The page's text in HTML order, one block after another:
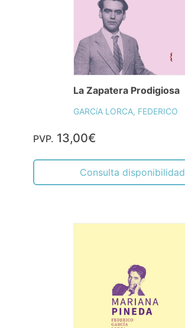
La Zapatera Prodigiosa
GARCíA LORCA, FEDERICO
PVP. 13,00€
Consulta disponibilidad